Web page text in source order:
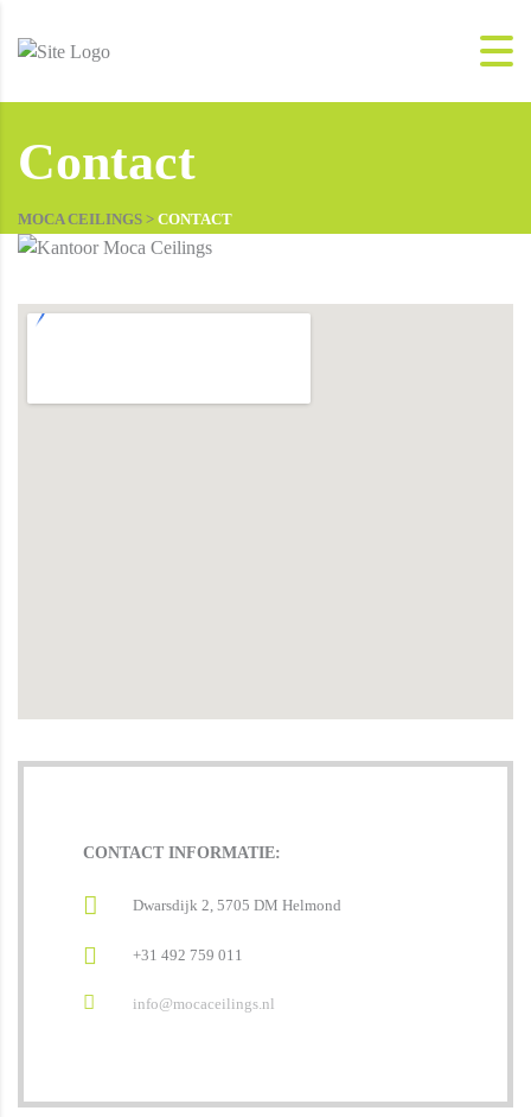
Contact
MOCA CEILINGS > CONTACT
CONTACT INFORMATIE:
Dwarsdijk 2, 5705 DM Helmond
+31 492 759 011
info@mocaceilings.nl